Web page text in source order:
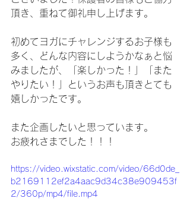
頂き、重ねて御礼申し上げます。
初めてヨガにチャレンジするお子様も
多く、どんな内容にしようかなぁと悩
みましたが、「楽しかった！」「また
やりたい！」というお声も頂きとても
嬉しかったです。
また企画したいと思っています。
お疲れさまでした！！！
https://video.wixstatic.com/video/66d0de_
b2169112ef2a4aac9d34c38e909453f
2/360p/mp4/file.mp4